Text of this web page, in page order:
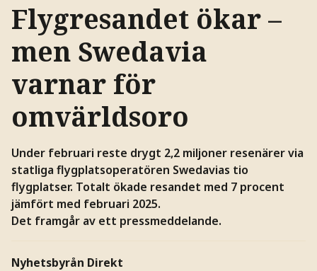
Flygresandet ökar –
men Swedavia
varnar för
omvärldsoro
Under februari reste drygt 2,2 miljoner resenärer via
statliga flygplatsoperatören Swedavias tio
flygplatser. Totalt ökade resandet med 7 procent
jämfört med februari 2025.
Det framgår av ett pressmeddelande.
Nyhetsbyrån Direkt